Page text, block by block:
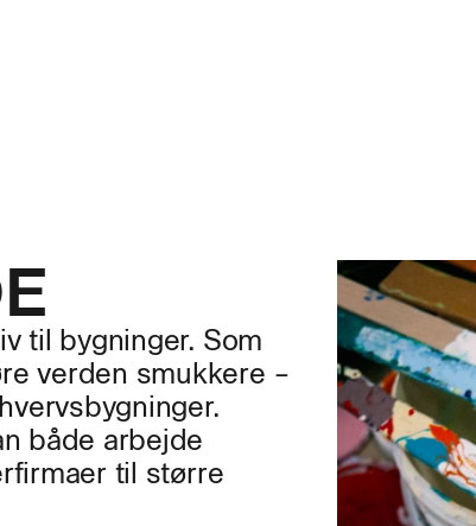
til bygninger. Som
verden smukkere –
både arbejde
til større